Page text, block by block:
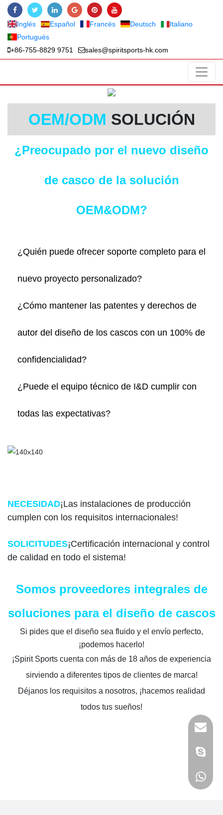
Inglés Español Francés Deutsch
Italiano
Portugués
+86-755-8829 9751
sales@spiritsports-hk.com
OEM/ODM SOLUCIÓN
¿Preocupado por el nuevo diseño
de casco de la solución
OEM&ODM?
¿Quién puede ofrecer soporte completo para el
nuevo proyecto personalizado?
¿Cómo mantener las patentes y derechos de
autor del diseño de los cascos con un 100% de
confidencialidad?
¿Puede el equipo técnico de I&D cumplir con
todas las expectativas?
NECESIDAD¡Las instalaciones de producción
cumplen con los requisitos internacionales!
SOLICITUDES¡Certificación internacional y control
de calidad en todo el sistema!
Somos proveedores integrales de
soluciones para el diseño de cascos
Si pides que el diseño sea fluido y el envío perfecto,
¡podemos hacerlo!
¡Spirit Sports cuenta con más de 18 años de experiencia
sirviendo a diferentes tipos de clientes de marca!
Déjanos los requisitos a nosotros, ¡hacemos realidad
todos tus sueños!